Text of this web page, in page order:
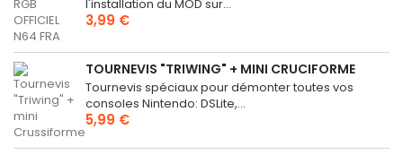
l'installation du MOD sur...
3,99 €
TOURNEVIS "TRIWING" + MINI CRUCIFORME
Tournevis spéciaux pour démonter toutes vos
consoles Nintendo: DSLite,...
5,99 €